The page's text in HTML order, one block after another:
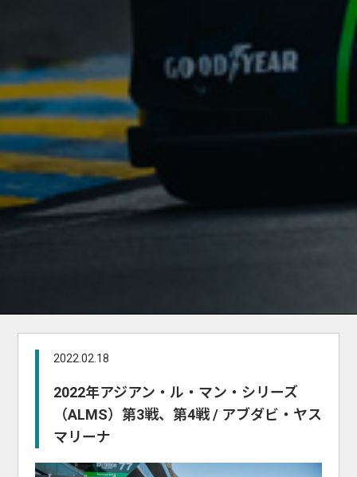
2022.02.18
2022年アジアン・ル・マン・シリーズ
（ALMS）第3戦、第4戦 / アブダビ・ヤス
マリーナ